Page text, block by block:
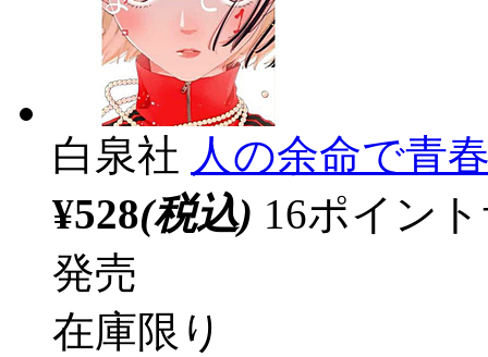
白泉社 人の余命で青
¥528(税込) 16ポイン
発売
在庫限り